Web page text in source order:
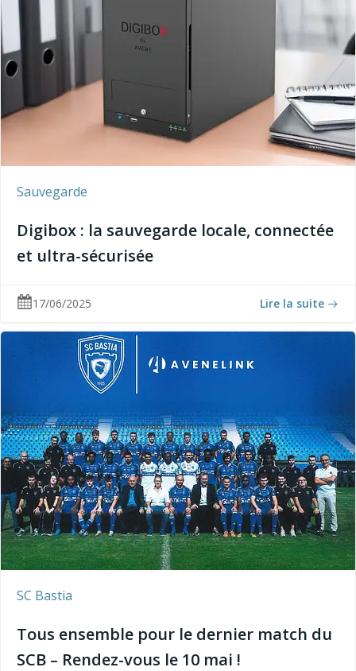
Sauvegarde
Digibox : la sauvegarde locale, connectée
et ultra-sécurisée
17/06/2025 Lire la suite
SC Bastia
Tous ensemble pour le dernier match du
SCB – Rendez-vous le 10 mai !